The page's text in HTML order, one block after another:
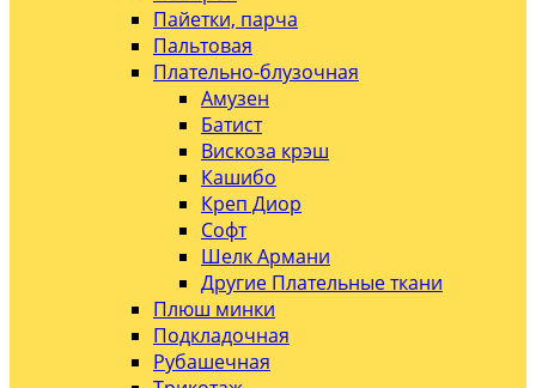
Пайетки, парча
Пальтовая
Плательно-блузочная
Амузен
Батист
Вискоза крэш
Кашибо
Креп Диор
Софт
Шелк Армани
Другие Плательные ткани
Плюш минки
Подкладочная
Рубашечная